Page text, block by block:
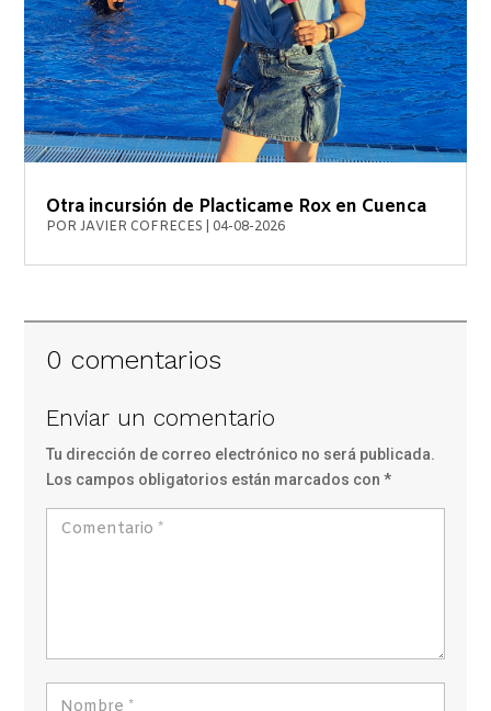
Otra incursión de Placticame Rox en Cuenca
PORJAVIER COFRECES 04-08-2026
0 comentarios
Enviar un comentario
Tu dirección de correo electrónico no será publicada.
Los campos obligatorios están marcados con*